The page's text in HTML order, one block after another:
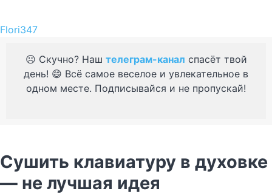
Flori347
☹️ Скучно? Наш телеграм-канал спасёт твой
день! 😄 Всё самое веселое и увлекательное в
одном месте. Подписывайся и не пропускай!
Сушить клавиатуру в духовке
— не лучшая идея